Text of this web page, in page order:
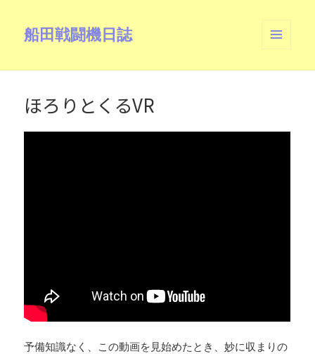
船田戦闘機日誌
ーとウ
ほろりとくるVR
予備知識なく、この動画を見始めたとき、妙に収まりの